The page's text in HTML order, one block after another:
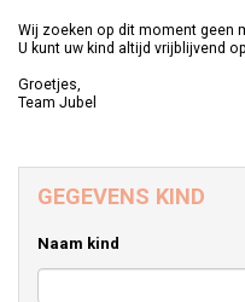
Wij zoeken op dit moment geen
U kunt uw kind altijd vrijblijvend
Groetjes,
Team Jubel
GEGEVENS KIND
Naam kind